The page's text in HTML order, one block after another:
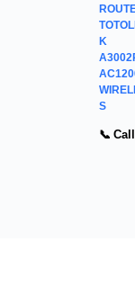
K
S
📞 Call